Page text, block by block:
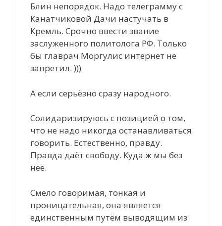
Блин непорядок. Надо телеграмму с
Канатчиковой Дачи настучать в
Кремль. Срочно ввести звание
заслуженного политолога РФ. Только
бы главрач Моргулис интернет не
запретил. )))
А если серьёзно сразу народного.
Солидаризируюсь с позицией о том,
что не надо никогда останавливаться
говорить. Естественно, правду.
Правда даёт свободу. Куда ж мы без
неё.
Смело говоримая, тонкая и
проницательная, она является
единственным путём выводящим из